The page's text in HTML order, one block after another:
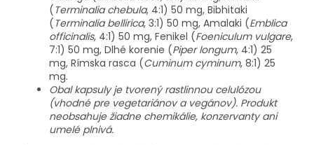
(Terminalia chebula, 4:1) 50 mg, Bibhitaki
(Terminalia bellirica, 3:1) 50 mg, Amalaki (Emblica
officinalis, 4:1) 50 mg, Fenikel (Foeniculum vulgare,
7:1) 50 mg, Dlhé korenie (Piper longum, 4:1) 25
mg, Rímska rasca (Cuminum cyminum, 8:1) 25
mg.
Obal kapsuly je tvorený rastlinnou celulózou
(vhodné pre vegetariánov a vegánov). Produkt
neobsahuje žiadne chemikálie, konzervanty ani
umelé plnivá.